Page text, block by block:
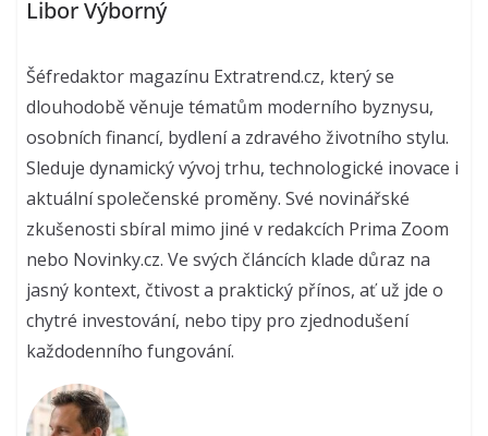
Libor Výborný
Šéfredaktor magazínu Extratrend.cz, který se
dlouhodobě věnuje tématům moderního byznysu,
osobních financí, bydlení a zdravého životního stylu.
Sleduje dynamický vývoj trhu, technologické inovace i
aktuální společenské proměny. Své novinářské
zkušenosti sbíral mimo jiné v redakcích Prima Zoom
nebo Novinky.cz. Ve svých článcích klade důraz na
jasný kontext, čtivost a praktický přínos, ať už jde o
chytré investování, nebo tipy pro zjednodušení
každodenního fungování.